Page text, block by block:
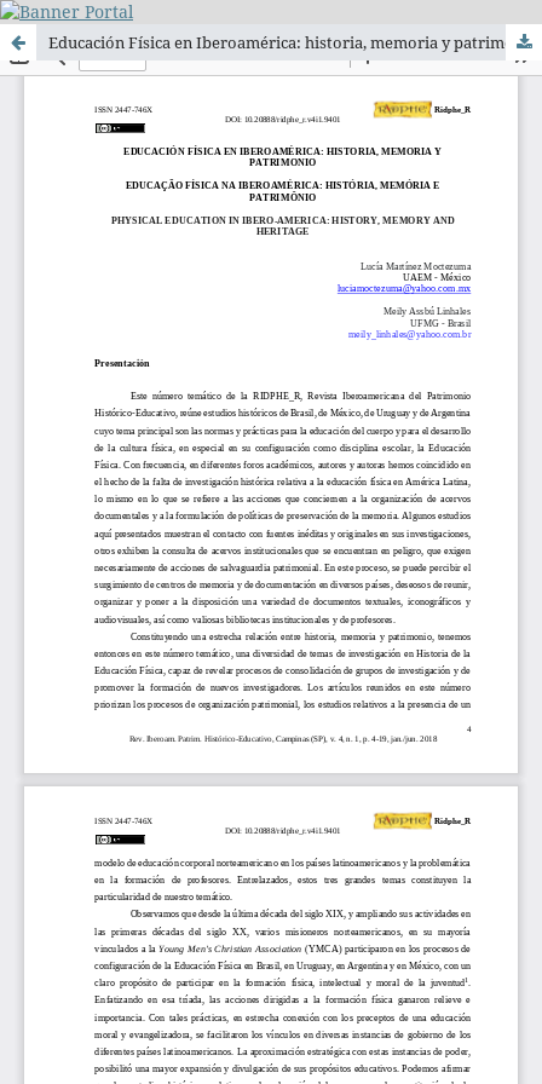
Educación Física en Iberoamérica: historia, memoria y patrimonio/Educação Física na Iberoamérica: história, memória e patrimônio/Physical Education in Ibero-America: history, memory and heritage